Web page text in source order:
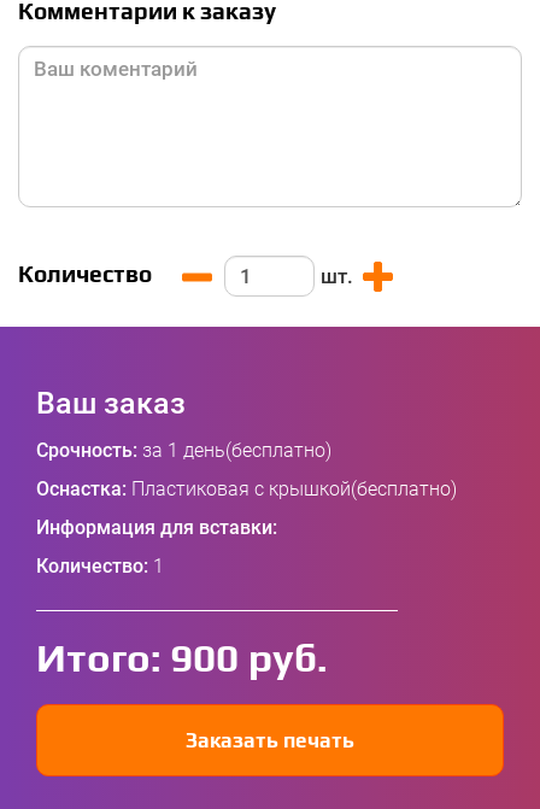
Комментарии к заказу
Количество шт.
Ваш заказ
Срочность: за 1 день(бесплатно)
Оснастка: Пластиковая с крышкой(бесплатно)
Информация для вставки:
Количество: 1
Итого: 900
Заказать печать